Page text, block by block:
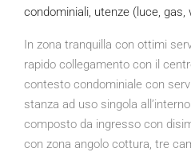
condominiali, utenze (luce, gas,
In zona tranquilla con ottimi
rapido collegamento con il
contesto condominiale con
stanza ad uso singola
composto da ingresso con
con zona angolo cottura, tre